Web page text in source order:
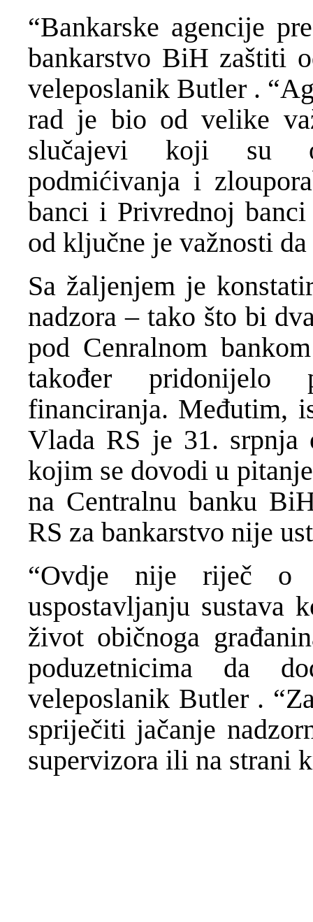
“Bankarske agencije
bankarstvo BiH zaštiti
veleposlanik Butler .
rad je bio od velike
slučajevi koji su
podmićivanja i
banci i Privrednoj
od ključne je važnosti
Sa žaljenjem je
nadzora – tako što bi
pod Cenralnom
također pridonijelo
financiranja. Međutim,
Vlada RS je 31. srpnja
kojim se dovodi u
na Centralnu banku
RS za bankarstvo nije
“Ovdje nije riječ
uspostavljanju sustava
život običnoga
poduzetnicima da
veleposlanik Butler .
spriječiti jačanje
supervizora ili na strani